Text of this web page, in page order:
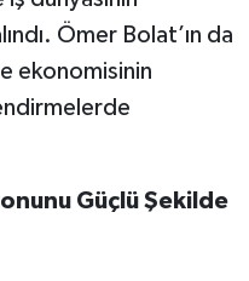
Ömer Bolat’ın da
ekonomisinin
Güçlü Şekilde